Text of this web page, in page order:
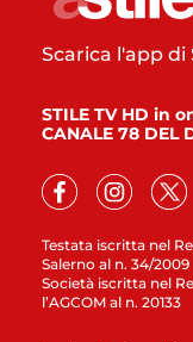
Testata iscritta nel
Salerno al n. 34/2009
Società iscritta nel
l’AGCOM al n. 20133
Scarica l'app di
STILE TV HD in
CANALE 78 DEL